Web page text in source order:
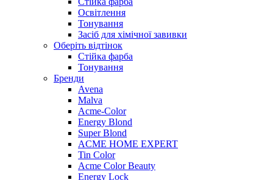
Освітлення
Тонування
Засіб для хімічної завивки
Оберіть відтінок
Стійка фарба
Тонування
Бренди
Avena
Malva
Acme-Color
Energy Blond
Super Blond
ACME HOME EXPERT
Tin Color
Acme Color Beauty
Energy Lock